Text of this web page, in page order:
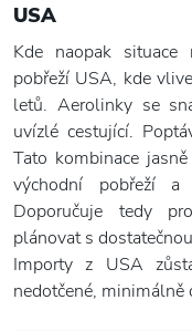
USA
Kde naopak situace
pobřeží USA, kde
letů. Aerolinky se
uvízlé cestující.
Tato kombinace
východní pobřeží a
Doporučuje tedy
plánovat s
Importy z USA
nedotčené, minimálně